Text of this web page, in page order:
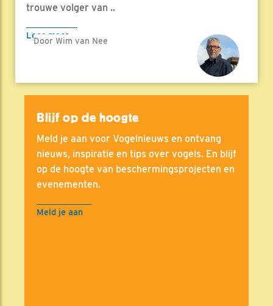
trouwe volger van ..
Lees meer
Door Wim van Nee
Blijf op de hoogte
Meld je aan voor Vogelnieuws en ontvang
nieuws, inspiratie en tips over vogels. En blijf
op de hoogte van beschermingsprojecten en
evenementen.
Meld je aan